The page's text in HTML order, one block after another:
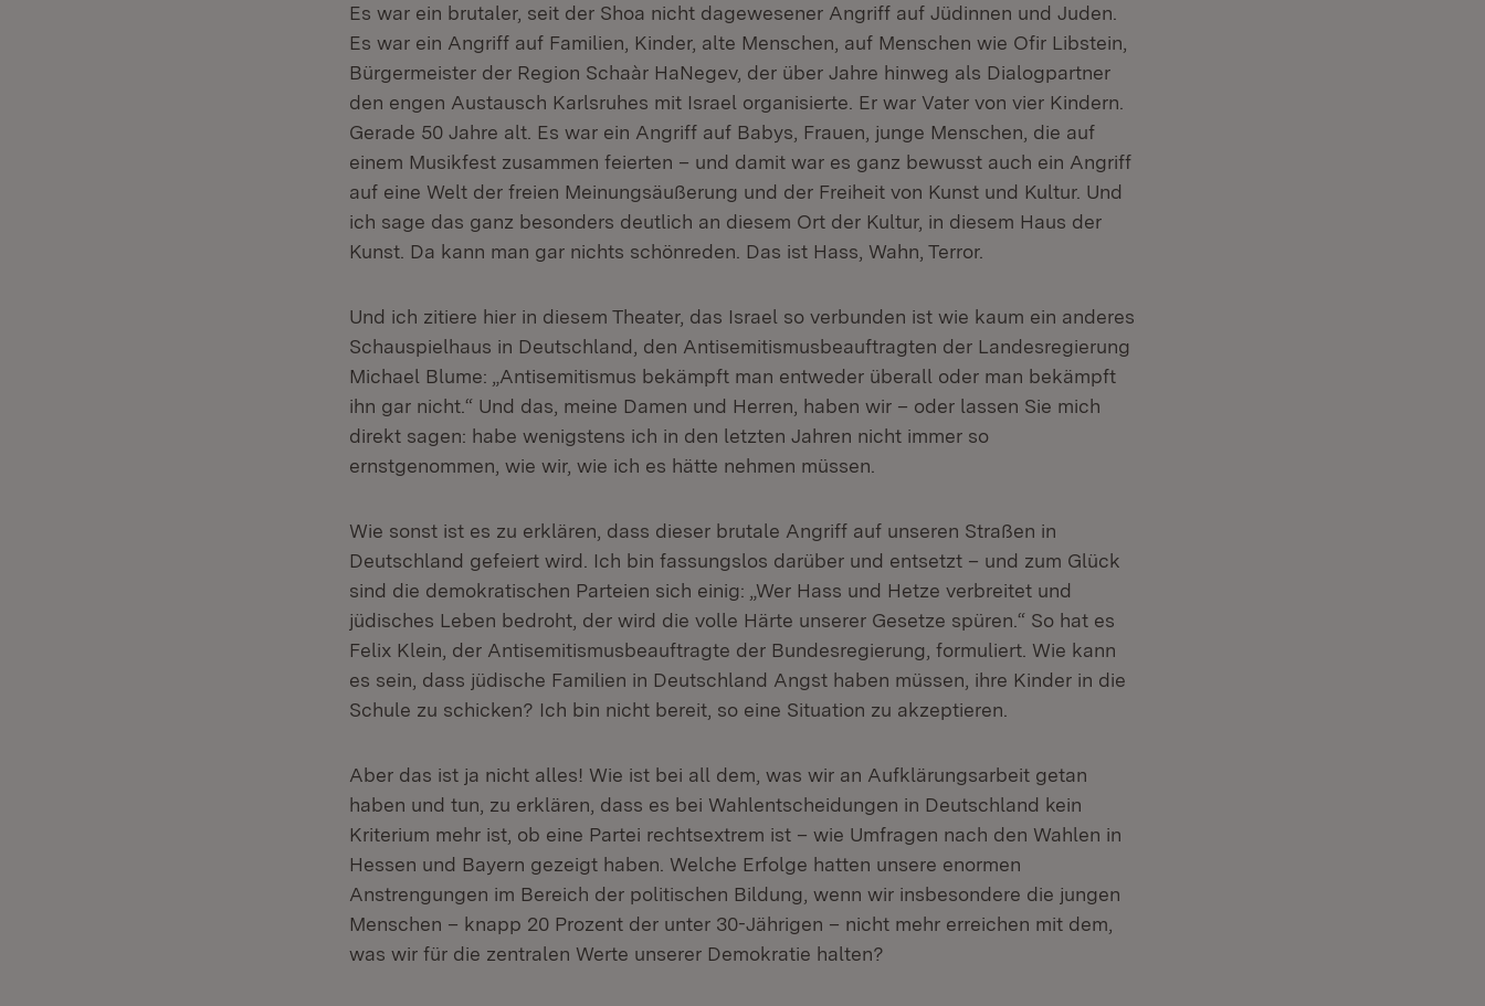
Es war ein brutaler, seit der Shoa nicht dagewesener Angriff auf Jüdinnen und Juden.
Es war ein Angriff auf Familien, Kinder, alte Menschen, auf Menschen wie Ofir Libstein,
Bürgermeister der Region Schaàr HaNegev, der über Jahre hinweg als Dialogpartner
den engen Austausch Karlsruhes mit Israel organisierte. Er war Vater von vier Kindern.
Gerade 50 Jahre alt. Es war ein Angriff auf Babys, Frauen, junge Menschen, die auf
einem Musikfest zusammen feierten – und damit war es ganz bewusst auch ein Angriff
auf eine Welt der freien Meinungsäußerung und der Freiheit von Kunst und Kultur. Und
ich sage das ganz besonders deutlich an diesem Ort der Kultur, in diesem Haus der
Kunst. Da kann man gar nichts schönreden. Das ist Hass, Wahn, Terror.
Und ich zitiere hier in diesem Theater, das Israel so verbunden ist wie kaum ein anderes
Schauspielhaus in Deutschland, den Antisemitismusbeauftragten der Landesregierung
Michael Blume: „Antisemitismus bekämpft man entweder überall oder man bekämpft
ihn gar nicht.“ Und das, meine Damen und Herren, haben wir – oder lassen Sie mich
direkt sagen: habe wenigstens ich in den letzten Jahren nicht immer so
ernstgenommen, wie wir, wie ich es hätte nehmen müssen.
Wie sonst ist es zu erklären, dass dieser brutale Angriff auf unseren Straßen in
Deutschland gefeiert wird. Ich bin fassungslos darüber und entsetzt – und zum Glück
sind die demokratischen Parteien sich einig: „Wer Hass und Hetze verbreitet und
jüdisches Leben bedroht, der wird die volle Härte unserer Gesetze spüren.“ So hat es
Felix Klein, der Antisemitismusbeauftragte der Bundesregierung, formuliert. Wie kann
es sein, dass jüdische Familien in Deutschland Angst haben müssen, ihre Kinder in die
Schule zu schicken? Ich bin nicht bereit, so eine Situation zu akzeptieren.
Aber das ist ja nicht alles! Wie ist bei all dem, was wir an Aufklärungsarbeit getan
haben und tun, zu erklären, dass es bei Wahlentscheidungen in Deutschland kein
Kriterium mehr ist, ob eine Partei rechtsextrem ist – wie Umfragen nach den Wahlen in
Hessen und Bayern gezeigt haben. Welche Erfolge hatten unsere enormen
Anstrengungen im Bereich der politischen Bildung, wenn wir insbesondere die jungen
Menschen – knapp 20 Prozent der unter 30-Jährigen – nicht mehr erreichen mit dem,
was wir für die zentralen Werte unserer Demokratie halten?